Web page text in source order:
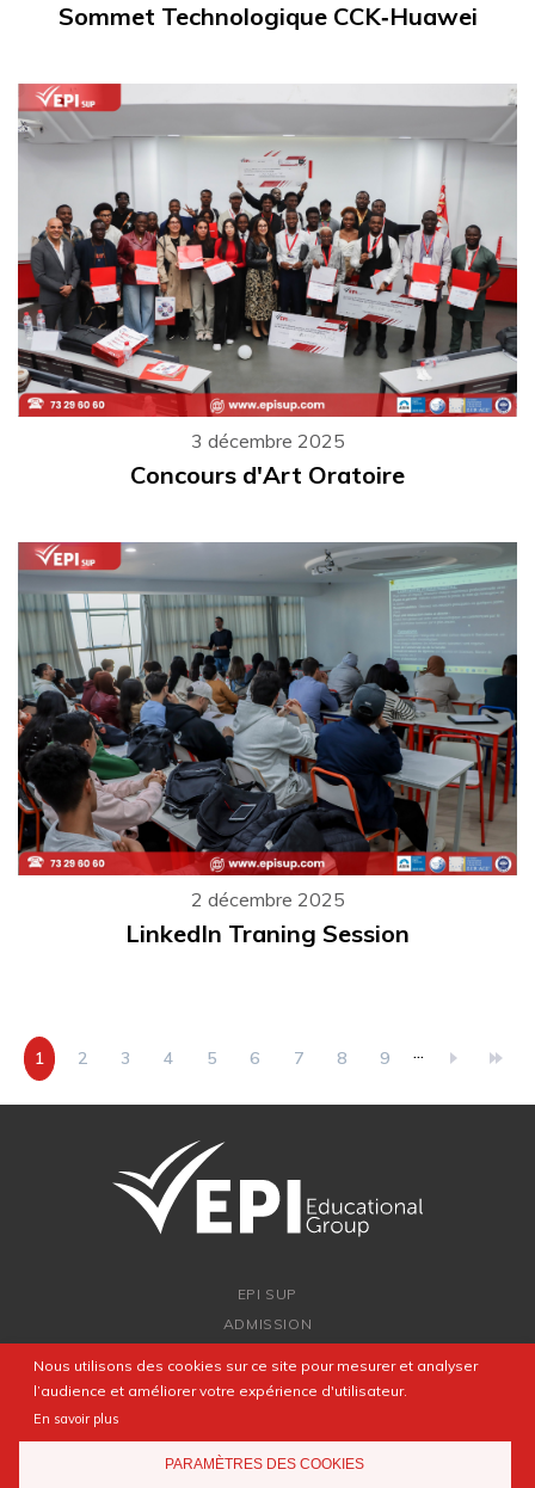
Sommet Technologique CCK‑Huawei
3 décembre 2025
Concours d'Art Oratoire
2 décembre 2025
LinkedIn Traning Session
Page
1 Page
2 Page
3 Page
4 Page
5 Page
6 Page
7 Page
8 Page
9 …
Nous utilisons des cookies sur ce site pour mesurer et analyser
l’audience et améliorer votre expérience d'utilisateur.
En savoir plus
PARAMÈTRES DES COOKIES
EPI SUP
ADMISSION
NEWSROOM
FAQ
CONTACT